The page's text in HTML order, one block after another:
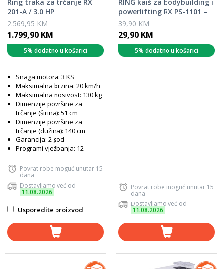
Ring traka za trčanje RX
201-A / 3.0 HP
2.569,95 KM
1.799,90 KM
5% dodatno u košarici
Snaga motora: 3 KS
Maksimalna brzina: 20 km/h
Maksimalna nosivost: 130 kg
Dimenzije površine za
trčanje (širina): 51 cm
Dimenzije površine za
trčanje (dužina): 140 cm
Garancija: 2 god
Programi vježbanja: 12
Povrat robe moguć unutar 15
dana
Dostavljamo već od
11.08.2026
Usporedite proizvod
RING kaiš za bodybuilding i
powerlifting RX PS-1101 –
ergonomski pojas XL
39,90 KM
29,90 KM
5% dodatno u košarici
Povrat robe moguć unutar 15
dana
Dostavljamo već od
11.08.2026